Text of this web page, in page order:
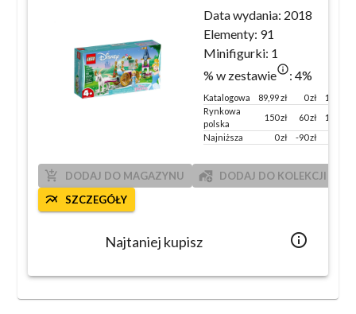
Data wydania: 2018
Elementy: 91
Minifigurki: 1
% w zestawieinfo_outlined
: 4%
Katalogowa 89,99zł 0 zł
100 %
Rynkowa
polska
150zł 60zł 167
Najniższa
0zł -90zł
add_shopping_cart DODAJ DO MAGAZYNU add_home_work DODAJ DO KOLEKCJI
multiline_chart SZCZEGÓŁY
info_outlined
Najtaniej kupisz